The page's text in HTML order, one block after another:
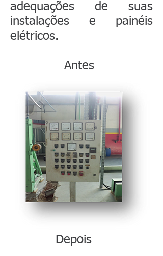
adequações de suas
instalações e painéis
elétricos.
Antes
Depois